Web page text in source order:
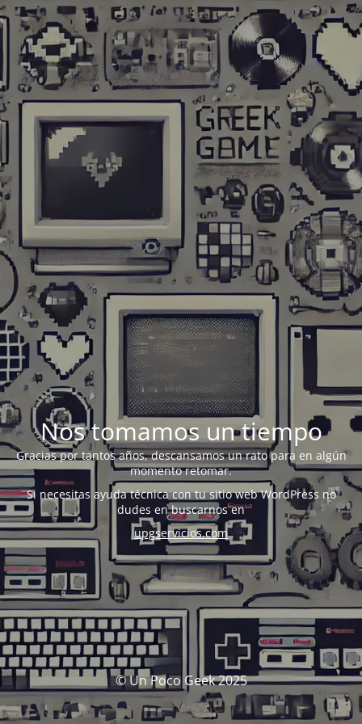
Nos tomamos un tiempo
Gracias por tantos años, descansamos un rato para en algún
momento retomar.
Si necesitas ayuda técnica con tu sitio web WordPress no
dudes en buscarnos en
upgservicios.com
© Un Poco Geek 2025